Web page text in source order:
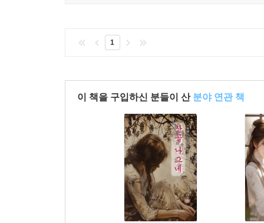
1
이 책을 구입하신 분들이 산 분야 연관 책